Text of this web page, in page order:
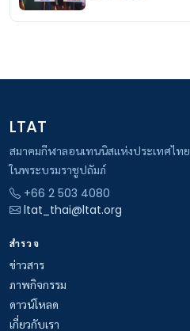
LTAT
สมาคมกีฬาลอนเทนนิสแห่งประเทศไทย
ในพระบรมราชูปถัมภ์
+66 2 503 4080
ltat_thai@ltat.org
สำรวจ
ข่าวสาร
ภาพกิจกรรม
ดาวน์โหลด
เกี่ยวกับเรา